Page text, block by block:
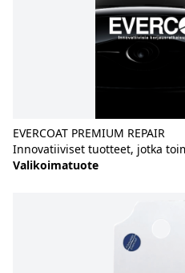
EVERCOAT PREMIUM REPAIR
Innovatiiviset tuotteet, jotka
Valikoimatuote